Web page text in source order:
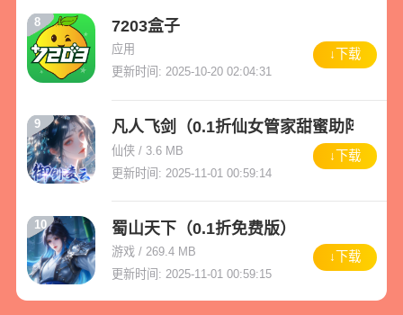
8 7203盒子
应用
更新时间: 2025-10-20 02:04:31
↓下载
9 凡人飞剑（0.1折仙女管家甜蜜助阵）
仙侠 / 3.6 MB
更新时间: 2025-11-01 00:59:14
↓下载
10 蜀山天下（0.1折免费版）
游戏 / 269.4 MB
更新时间: 2025-11-01 00:59:15
↓下载